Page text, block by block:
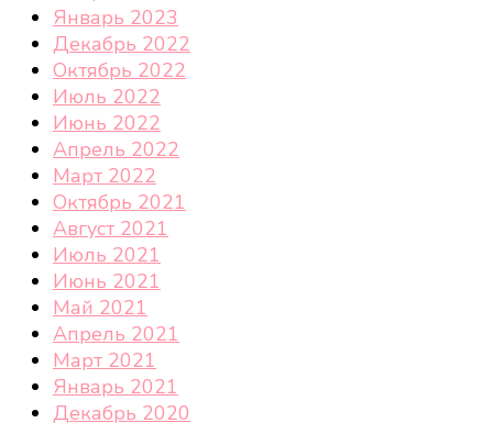
Январь 2023
Декабрь 2022
Октябрь 2022
Июль 2022
Июнь 2022
Апрель 2022
Март 2022
Октябрь 2021
Август 2021
Июль 2021
Июнь 2021
Май 2021
Апрель 2021
Март 2021
Январь 2021
Декабрь 2020